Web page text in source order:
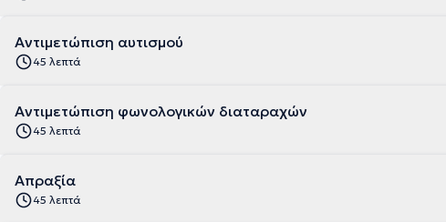
Αντιμετώπιση αυτισμού
45 λεπτά
Αντιμετώπιση φωνολογικών διαταραχών
45 λεπτά
Απραξία
45 λεπτά